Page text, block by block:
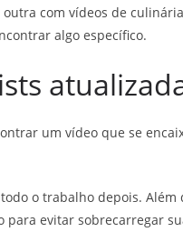
com vídeos de
algo específico.
um vídeo que se
o trabalho depois. Além
evitar sobrecarregar